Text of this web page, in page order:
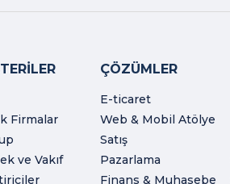
Firmalar
ve Vakıf
ÇÖZÜMLER
E-ticaret
Web & Mobil Atölye
Satış
Pazarlama
Finans & Muhasebe